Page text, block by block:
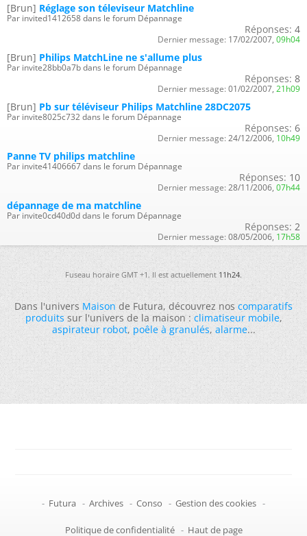
[Brun] Réglage son téleviseur Matchline
Par invited1412658 dans le forum Dépannage
Réponses: 4
Dernier message: 17/02/2007, 09h04
[Brun] Philips MatchLine ne s'allume plus
Par invite28bb0a7b dans le forum Dépannage
Réponses: 8
Dernier message: 01/02/2007, 21h09
[Brun] Pb sur téléviseur Philips Matchline 28DC2075
Par invite8025c732 dans le forum Dépannage
Réponses: 6
Dernier message: 24/12/2006, 10h49
Panne TV philips matchline
Par invite41406667 dans le forum Dépannage
Réponses: 10
Dernier message: 28/11/2006, 07h44
dépannage de ma matchline
Par invite0cd40d0d dans le forum Dépannage
Réponses: 2
Dernier message: 08/05/2006, 17h58
Fuseau horaire GMT +1. Il est actuellement11h24.
Dans l'universMaisonde Futura, découvrez noscomparatifs
produitssur l'univers de la maison :climatiseur mobile,
aspirateur robot,poêle à granulés,alarme...
- Futura - Archives - Conso - Gestion des cookies -
Politique de confidentialité - Haut de page